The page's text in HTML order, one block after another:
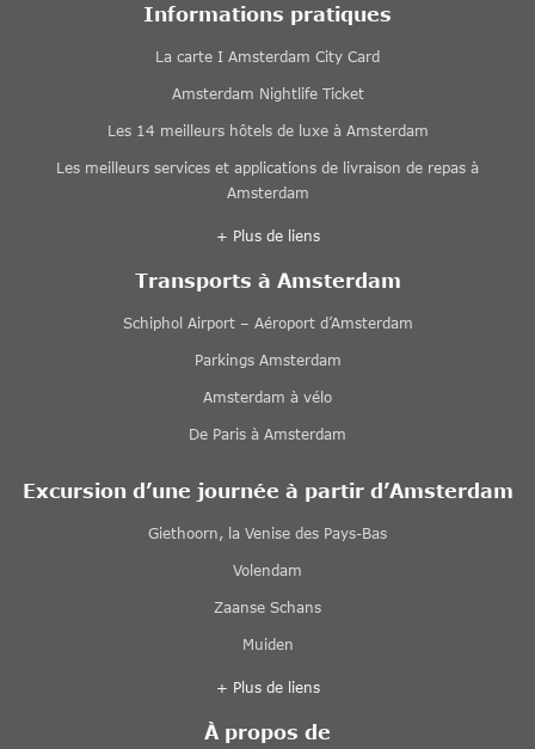
Informations pratiques
La carte I Amsterdam City Card
Amsterdam Nightlife Ticket
Les 14 meilleurs hôtels de luxe à Amsterdam
Les meilleurs services et applications de livraison de repas à
Amsterdam
+ Plus de liens
Transports à Amsterdam
Schiphol Airport – Aéroport d’Amsterdam
Parkings Amsterdam
Amsterdam à vélo
De Paris à Amsterdam
Excursion d’une journée à partir d’Amsterdam
Giethoorn, la Venise des Pays-Bas
Volendam
Zaanse Schans
Muiden
+ Plus de liens
À propos de